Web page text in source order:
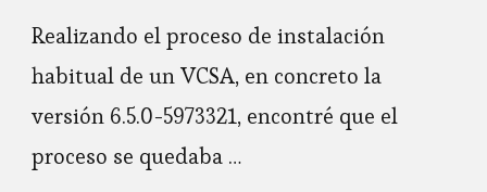
Realizando el proceso de instalación
habitual de un VCSA, en concreto la
versión 6.5.0-5973321, encontré que el
proceso se quedaba …